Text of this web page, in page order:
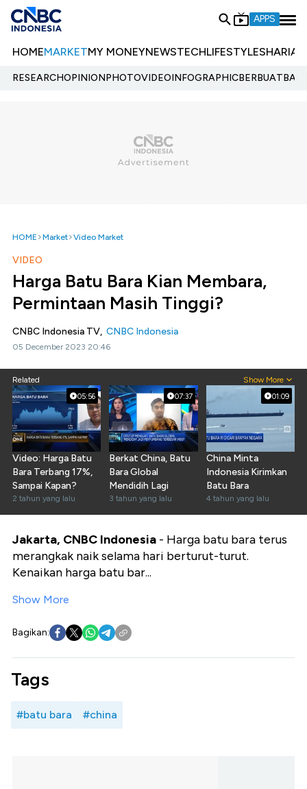
APPS
HOMEMARKETMY MONEYNEWSTECHLIFESTYLESHARIA
RESEARCHOPINIONPHOTOVIDEOINFOGRAPHIC
HOME Market Video Market
VIDEO
Harga Batu Bara Kian Membara,
Permintaan Masih Tinggi?
CNBC Indonesia TV, CNBC Indonesia
05 December 2023 20:46
Related Show More
05:56
Video: Harga Batu
Bara Terbang 17%,
Sampai Kapan?
2 tahun yang lalu
07:37
Berkat China, Batu
Bara Global
Mendidih Lagi
3 tahun yang lalu
01:09
China Minta
Indonesia Kirimkan
Batu Bara
4 tahun yang lalu
Jakarta, CNBC Indonesia - Harga batu bara terus
merangkak naik selama hari berturut-turut.
Kenaikan harga batu bar...
Show More
Bagikan:
Tags
#batu bara #china